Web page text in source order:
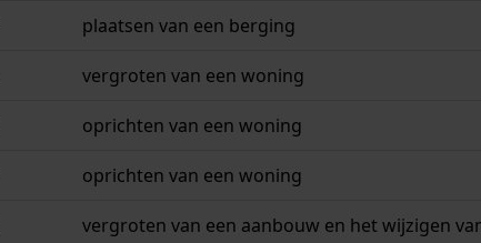
plaatsen van een berging
vergroten van een woning
oprichten van een woning
oprichten van een woning
vergroten van een aanbouw en het wijzigen